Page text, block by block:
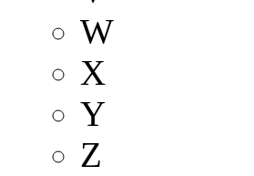
W
X
Y
Z